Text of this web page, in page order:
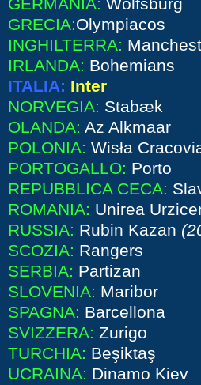
GERMANIA: Wolfsburg
GRECIA:Olympiacos
INGHILTERRA:
IRLANDA: Bohemians
ITALIA: Inter
NORVEGIA: Stabæk
OLANDA: Az Alkmaar
POLONIA: Wisła
PORTOGALLO: Porto
REPUBBLICA CECA:
ROMANIA: Unirea
RUSSIA: Rubin Kazan
SCOZIA: Rangers
SERBIA: Partizan
SLOVENIA: Maribor
SPAGNA: Barcellona
SVIZZERA: Zurigo
TURCHIA: Beşiktaş
UCRAINA: Dinamo Kiev